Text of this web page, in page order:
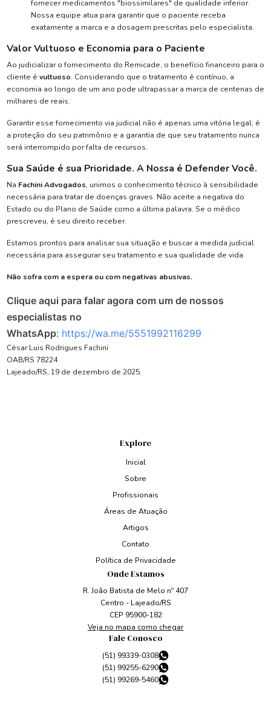
fornecer medicamentos "biossimilares" de qualidade inferior.
Nossa equipe atua para garantir que o paciente receba
exatamente a marca e a dosagem prescritas pelo especialista.
Valor Vultuoso e Economia para o Paciente
Ao judicializar o fornecimento do Remicade, o benefício financeiro para o
cliente é vultuoso. Considerando que o tratamento é contínuo, a
economia ao longo de um ano pode ultrapassar a marca de centenas de
milhares de reais.
Garantir esse fornecimento via judicial não é apenas uma vitória legal; é
a proteção do seu patrimônio e a garantia de que seu tratamento nunca
será interrompido por falta de recursos.
Sua Saúde é sua Prioridade. A Nossa é Defender Você.
Na Fachini Advogados, unimos o conhecimento técnico à sensibilidade
necessária para tratar de doenças graves. Não aceite a negativa do
Estado ou do Plano de Saúde como a última palavra. Se o médico
prescreveu, é seu direito receber.
Estamos prontos para analisar sua situação e buscar a medida judicial
necessária para assegurar seu tratamento e sua qualidade de vida.
Não sofra com a espera ou com negativas abusivas.
Clique aqui para falar agora com um de nossos
especialistas no
WhatsApp: https://wa.me/5551992116299
César Luis Rodrigues Fachini
OAB/RS 78224
Lajeado/RS, 19 de dezembro de 2025.
Explore
Inicial
Sobre
Profissionais
Áreas de Atuação
Artigos
Contato
Política de Privacidade
Onde Estamos
R. João Batista de Melo nº 407
Centro - Lajeado/RS
CEP 95900-182
Veja no mapa como chegar
Fale Conosco
(51) 99339-0308
(51) 99255-6290
(51) 99269-5460